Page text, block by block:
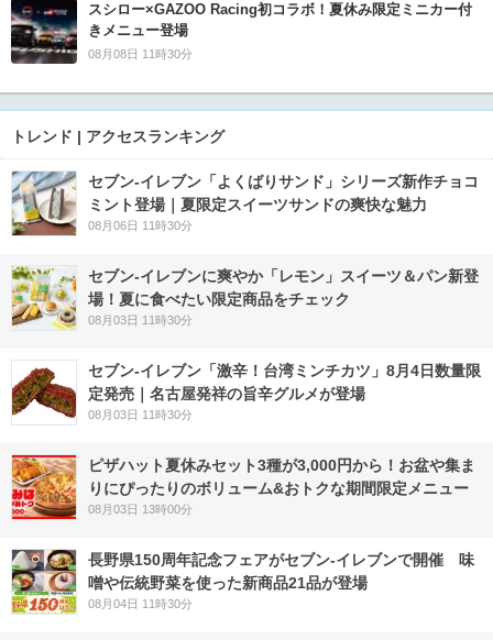
スシロー×GAZOO Racing初コラボ！夏休み限定ミニカー付
きメニュー登場
08月08日 11時30分
トレンド | アクセスランキング
セブン‐イレブン「よくばりサンド」シリーズ新作チョコ
ミント登場｜夏限定スイーツサンドの爽快な魅力
08月06日 11時30分
セブン‐イレブンに爽やか「レモン」スイーツ＆パン新登
場！夏に食べたい限定商品をチェック
08月03日 11時30分
セブン-イレブン「激辛！台湾ミンチカツ」8月4日数量限
定発売｜名古屋発祥の旨辛グルメが登場
08月03日 11時30分
ピザハット夏休みセット3種が3,000円から！お盆や集ま
りにぴったりのボリューム&おトクな期間限定メニュー
08月03日 13時00分
長野県150周年記念フェアがセブン-イレブンで開催 味
噌や伝統野菜を使った新商品21品が登場
08月04日 11時30分